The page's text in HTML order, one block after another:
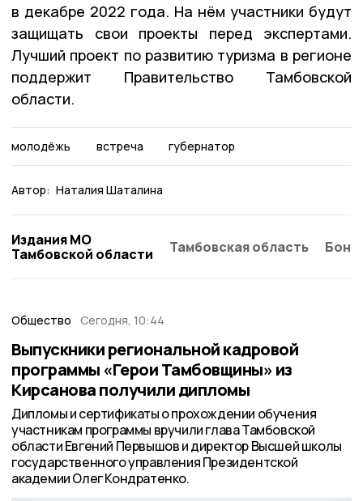
в декабре 2022 года. На нём участники будут
защищать свои проекты перед экспертами.
Лучший проект по развитию туризма в регионе
поддержит Правительство Тамбовской
области.
молодёжь встреча губернатор
Автор: Наталия Шаталина
Издания МО
Тамбовской области
Тамбовская область
Общество Сегодня, 10:44
Выпускники региональной кадровой
программы «Герои Тамбовщины» из
Кирсанова получили дипломы
Дипломы и сертификаты о прохождении обучения
участникам программы вручили глава Тамбовской
области Евгений Первышов и директор Высшей школы
государственного управления Президентской
академии Олег Кондратенко.